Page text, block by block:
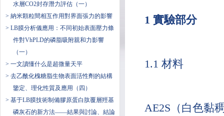
水層CO2封存潛力評估（一）
> 納米顆粒間相互作用對界面張力的影響
> LB膜分析儀應用：不同初始表面壓力條
件對VhPLD的磷脂吸附親和力影響
（一）
> 一文讀懂什么是超微量天平
> 去乙酰化槐糖脂生物表面活性劑的結構
鑒定、理化性質及應用（四）
> 基于LB膜技術制備膠原蛋白肽覆層羥基
磷灰石的新方法——結果與討論、結論
1 實驗部分
1.1 材料
AE2S（白色黏